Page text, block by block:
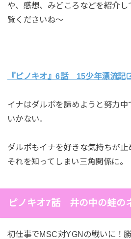
や、感想、みどころなどを紹介
覧くださいね～
『ピノキオ』6話 15少年漂流記
イナはダルポを諦めようと努力中
いかない。
ダルポもイナを好きな気持ちが止
それを知ってしまい三角関係に。
ピノキオ7話 井の中の蛙の
初仕事でMSC対YGNの戦いに！